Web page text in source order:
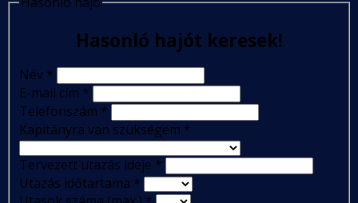
Hasonló hajót keresek!
Név *
E-mail cím *
Telefonszám *
Kapitányra van szükségem *
Tervezett utazás ideje *
Utazás időtartama *